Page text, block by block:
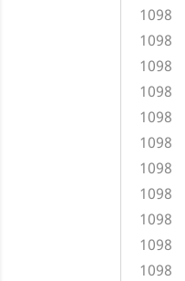
1098
1098
1098
1098
1098
1098
1098
1098
1098
1098
1098